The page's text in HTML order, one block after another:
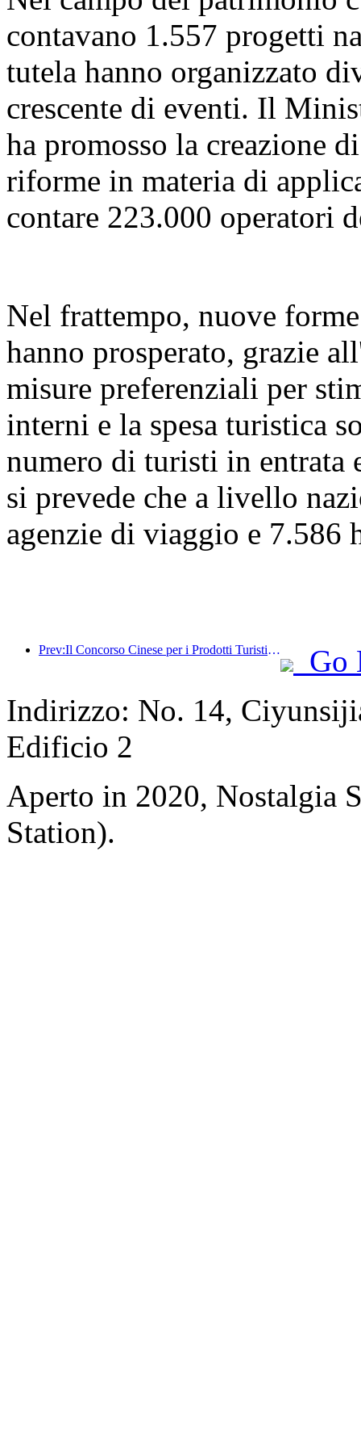
contavano 1.557 progetti
tutela hanno organizzato
crescente di eventi. Il
ha promosso la creazione
riforme in materia di
contare 223.000 operatori
Nel frattempo, nuove
hanno prosperato, grazie
misure preferenziali per
interni e la spesa turistica
numero di turisti in entrata
si prevede che a livello
agenzie di viaggio e 7.586
Prev:Il Concorso Cinese per i Prodotti Turistici si è svolto con successo a Xiangtan, nello Hunan.
Go
Indirizzo: No. 14,
Edificio 2
Aperto in 2020, Nostalgia
Station).